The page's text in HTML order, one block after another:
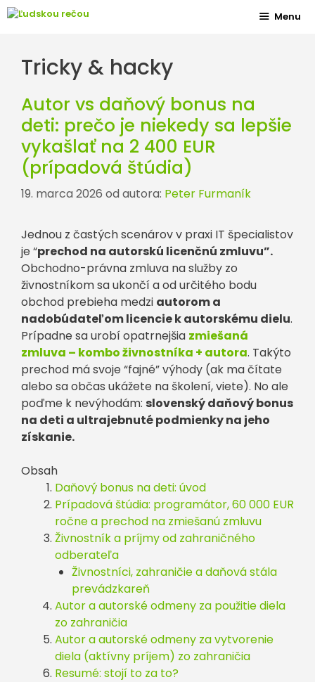
Preskočiť
Menu
Tricky & hacky
Autor vs daňový bonus na
deti: prečo je niekedy sa lepšie
vykašlať na 2 400 EUR
(prípadová štúdia)
19. marca 2026 od autora: Peter Furmaník
Jednou z častých scenárov v praxi IT špecialistov
je “prechod na autorskú licenčnú zmluvu”.
Obchodno-právna zmluva na služby zo
živnostníkom sa ukončí a od určitého bodu
obchod prebieha medzi autorom a
nadobúdateľom licencie k autorskému dielu.
Prípadne sa urobí opatrnejšia zmiešaná
zmluva – kombo živnostníka + autora. Takýto
prechod má svoje “fajné” výhody (ak ma čítate
alebo sa občas ukážete na školení, viete). No ale
poďme k nevýhodám: slovenský daňový bonus
na deti a ultrajebnuté podmienky na jeho
získanie.
Obsah
Daňový bonus na deti: úvod
Prípadová štúdia: programátor, 60 000 EUR
ročne a prechod na zmiešanú zmluvu
Živnostník a príjmy od zahraničného
odberateľa
Živnostníci, zahraničie a daňová stála
prevádzkareň
Autor a autorské odmeny za použitie diela
zo zahraničia
Autor a autorské odmeny za vytvorenie
diela (aktívny príjem) zo zahraničia
Resumé: stojí to za to?